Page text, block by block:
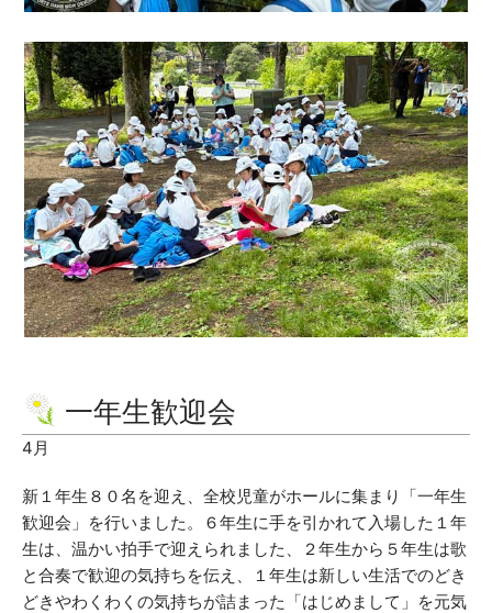
一年生歓迎会
4月
新１年生８０名を迎え、全校児童がホールに集まり「一年生
歓迎会」を行いました。６年生に手を引かれて入場した１年
生は、温かい拍手で迎えられました、２年生から５年生は歌
と合奏で歓迎の気持ちを伝え、１年生は新しい生活でのどき
どきやわくわくの気持ちが詰まった「はじめまして」を元気